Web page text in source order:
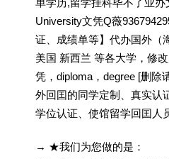
单学历,留学挂科毕不了业
University文凭Q薇
证、成绩单等】代办国外（
美国 新西兰 等各大学，修
凭，diploma，degree [删除
外回囯的同学定制、真实认
学位认证、使馆留学回囯人
→ ★我们为您做的是：